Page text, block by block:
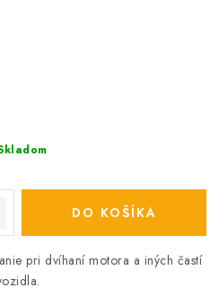
DO KOŠÍKA
pri dvíhaní motora a iných častí